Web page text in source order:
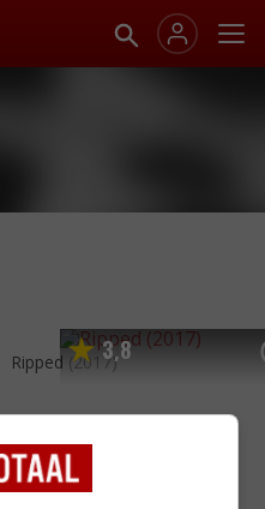
3,8
Ripped (2017)